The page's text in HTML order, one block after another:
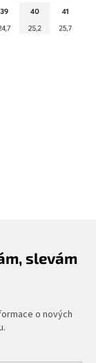
slevám
o nových